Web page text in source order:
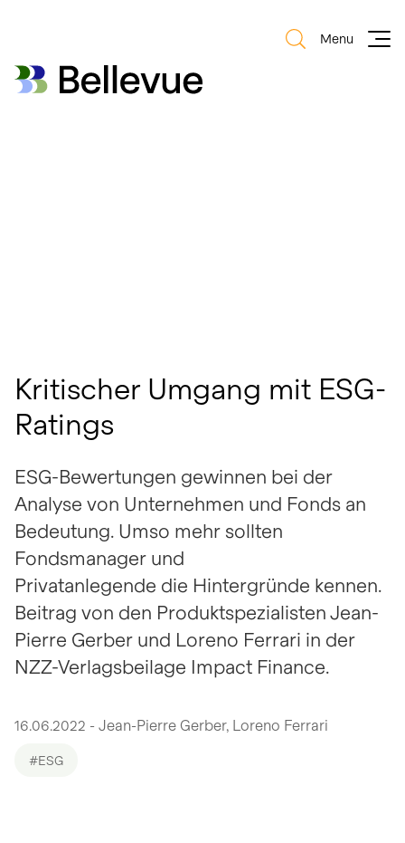
Bellevue Group AG
Menu
Kritischer Umgang mit ESG-
Ratings
ESG-Bewertungen gewinnen bei der
Analyse von Unternehmen und Fonds an
Bedeutung. Umso mehr sollten
Fondsmanager und
Privatanlegende die Hintergründe kennen.
Beitrag von den Produktspezialisten Jean-
Pierre Gerber und Loreno Ferrari in der
NZZ-Verlagsbeilage Impact Finance.
16.06.2022 - Jean-Pierre Gerber, Loreno Ferrari
#ESG